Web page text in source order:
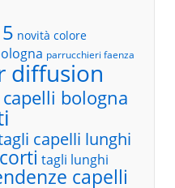
novità colore
parrucchieri faenza
diffusion
bologna
capelli lunghi
tagli lunghi
capelli